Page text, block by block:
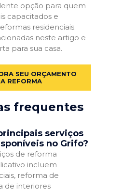
opção para quem
capacitados e
residenciais.
neste artigo e
para sua casa.
SEU ORÇAMENTO
REFORMA
frequentes
serviços
no Grifo?
de reforma
incluem
reforma de
de interiores